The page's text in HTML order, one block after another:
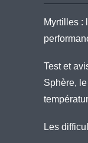
Myrtilles :
Test et
Sphère,
Les